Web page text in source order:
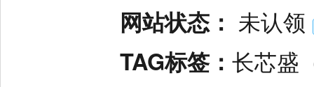
网站状态： 未认领
TAG标签： 长芯盛